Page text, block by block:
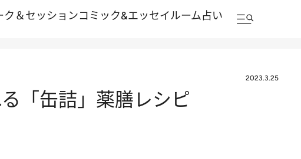
ク＆セッションコミック&エッセイルーム占い
2023.3.25
「缶詰」薬膳レシピ